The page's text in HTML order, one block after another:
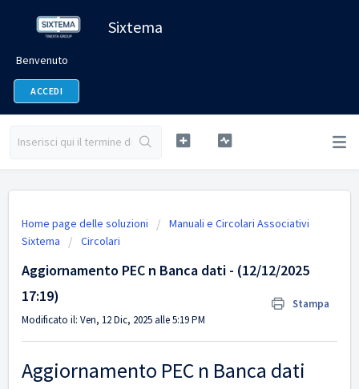
Sixtema
Benvenuto
ACCEDI
Home page delle soluzioni
Manuali e Circolari Associativi
Sixtema
Circolari
Aggiornamento PEC n Banca dati - (12/12/2025
17:19)
Stampa
Modificato il: Ven, 12 Dic, 2025 alle 5:19 PM
Aggiornamento PEC n Banca dati